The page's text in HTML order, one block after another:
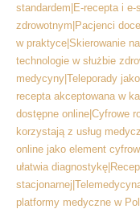
standardem|E-recepta i
zdrowotnym|Pacjenci
w praktyce|Skierowanie
technologie w służbie
medycyny|Teleporady
recepta akceptowana w
dostępne online|Cyfrowe
korzystają z usług
online jako element
ułatwia
platformy medyczne w